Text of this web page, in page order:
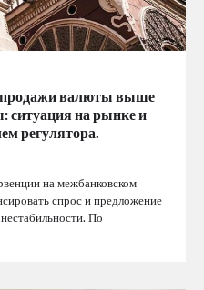
валюты выше
ситуация на рынке и
регулятора.
на межбанковском
спрос и предложение
По